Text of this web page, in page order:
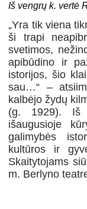
Iš vengrų k. vertė
„Yra tik viena
ši trapi
svetimos,
apibūdino ir
istorijos, šio
sau…“ –
kalbėjo žydų
(g. 1929). Iš
išaugusioje
galimybės
kultūros ir
Skai­tytojams
m. Berlyno